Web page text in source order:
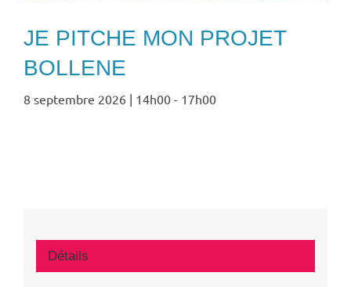
JE PITCHE MON PROJET
BOLLENE
8 septembre 2026 | 14h00 - 17h00
Détails